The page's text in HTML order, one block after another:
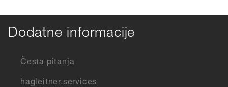
Dodatne informacije
Česta pitanja
hagleitner.services